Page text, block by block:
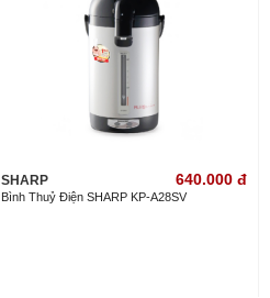
SHARP 640.000 đ
Bình Thuỷ Điện SHARP KP-A28SV